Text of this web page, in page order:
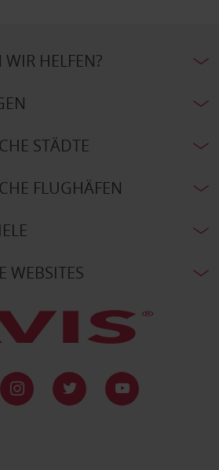
HELFEN?
STÄDTE
FLUGHÄFEN
WEBSITES